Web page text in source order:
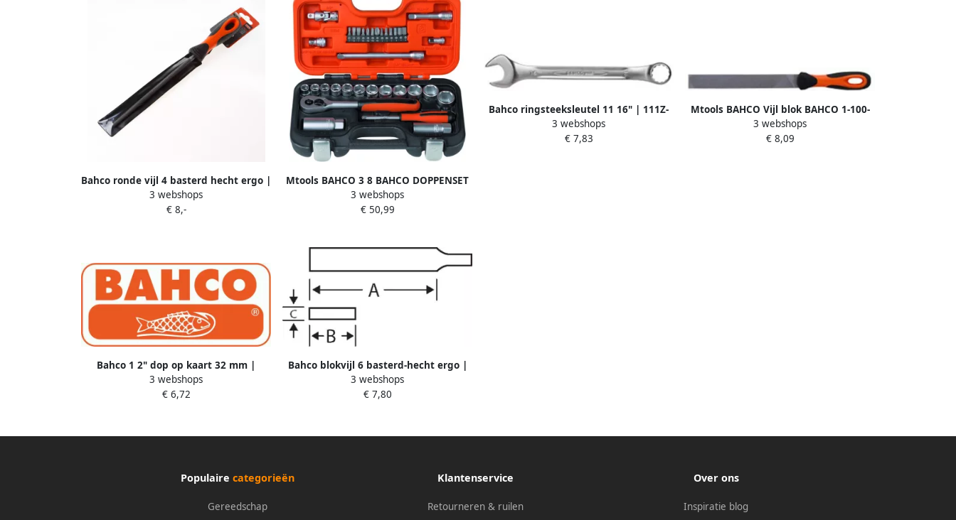
Bahco ronde vijl 4 basterd hecht ergo |
1-230-04-1-2
3 webshops
€ 8,-
Mtools BAHCO 3 8 BAHCO DOPPENSET
+ 1 4 BITS |
3 webshops
€ 50,99
Bahco ringsteeksleutel 11 16" | 111Z-
11 16
3 webshops
€ 7,83
Mtools BAHCO Vijl blok BAHCO 1-100-
08-3-2 met ergo hecht |
3 webshops
€ 8,09
Bahco 1 2" dop op kaart 32 mm |
SB7800SM-32
3 webshops
€ 6,72
Bahco blokvijl 6 basterd-hecht ergo |
1-100-06-1-2
3 webshops
€ 7,80
Populaire categorieën
Gereedschap
Klantenservice
Retourneren & ruilen
Over ons
Inspiratie blog